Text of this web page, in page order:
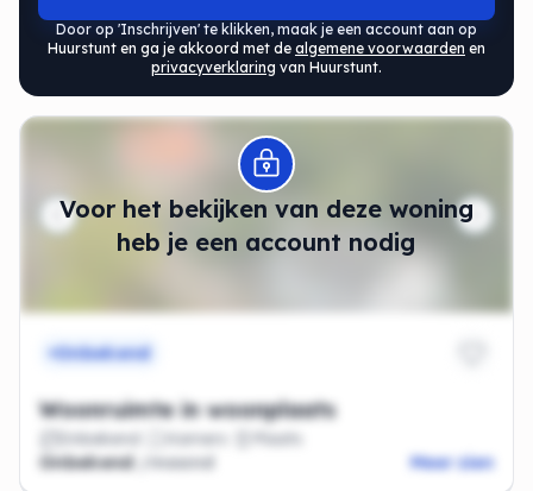
Door op 'Inschrijven' te klikken, maak je een account aan op
Huurstunt en ga je akkoord met de algemene voorwaarden en
privacyverklaring van Huurstunt.
Voor het bekijken van deze woning
heb je een account nodig
Modal openen
Onbekend
Woonruimte in woonplaats
Onbekend Kamers
Plaats
Onbekend
/maand Meer zien